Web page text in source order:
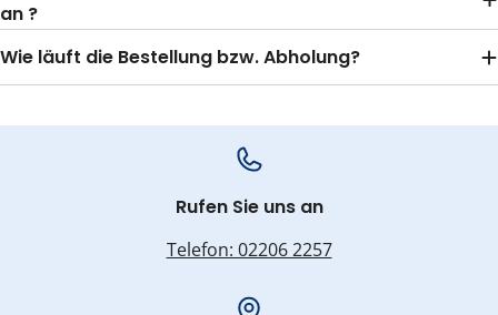
an ?
Wie läuft die Bestellung bzw. Abholung?
Rufen Sie uns an
Telefon: 02206 2257